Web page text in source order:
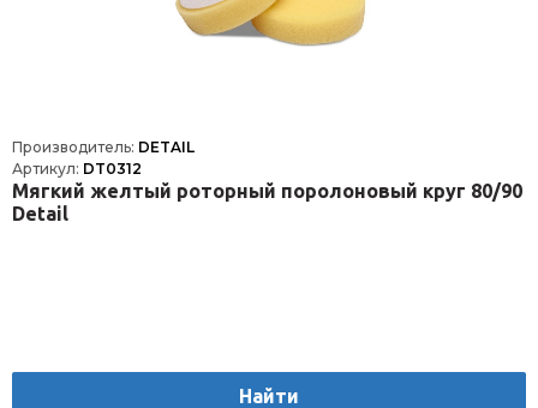
Производитель: DETAIL
Артикул: DT0312
Мягкий желтый роторный поролоновый круг 80/90
Detail
Найти